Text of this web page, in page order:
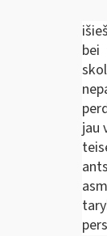
bei
jau